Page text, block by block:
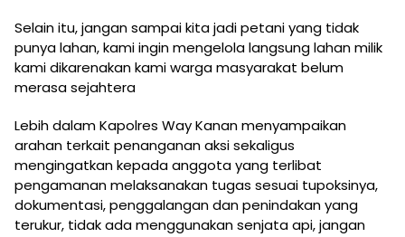
Selain itu, jangan sampai kita jadi petani yang tidak
punya lahan, kami ingin mengelola langsung lahan milik
kami dikarenakan kami warga masyarakat belum
merasa sejahtera
Lebih dalam Kapolres Way Kanan menyampaikan
arahan terkait penanganan aksi sekaligus
mengingatkan kepada anggota yang terlibat
pengamanan melaksanakan tugas sesuai tupoksinya,
dokumentasi, penggalangan dan penindakan yang
terukur, tidak ada menggunakan senjata api, jangan